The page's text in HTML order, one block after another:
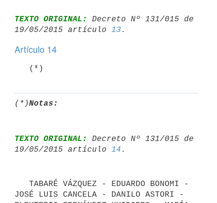
TEXTO ORIGINAL:
Decreto Nº 131/015 de
19/05/2015 artículo 13
Artículo 14
   (*)
(*)Notas:
TEXTO ORIGINAL:
Decreto Nº 131/015 de
19/05/2015 artículo 14
JOSÉ LUIS CANCELA - DANILO ASTORI -